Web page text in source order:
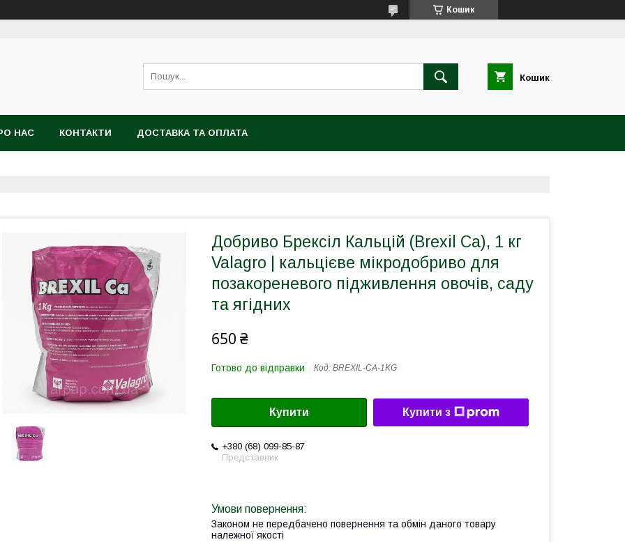
Кошик
Кошик
НАС КОНТАКТИ ДОСТАВКА ТА ОПЛАТА
Добриво Брексіл Кальцій (Brexil Ca), 1 кг
Valagro | кальцієве мікродобриво для
позакореневого підживлення овочів, саду
та ягідних
650 ₴
Готово до відправки Код: BREXIL-CA-1KG
Купити Купити з
+380 (68) 099-85-87
Представник
Законом не передбачено повернення та обмін даного товару
належної якості